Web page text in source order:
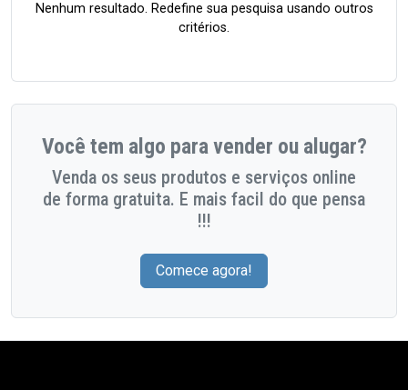
Nenhum resultado. Redefine sua pesquisa usando outros
critérios.
Você tem algo para vender ou alugar?
Venda os seus produtos e serviços online
de forma gratuita. E mais facil do que pensa
!!!
Comece agora!